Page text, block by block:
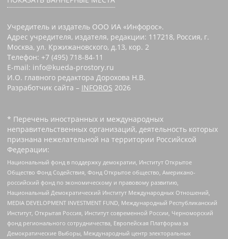
Учредитель и издатель ООО ИА «Инфорос».
Адрес учредителя, издателя, редакции: 117218, Россия, г.
Москва, ул. Кржижановского, д.13, кор. 2
Телефон: +7 (495) 718-84-11
E-mail: info@kueda-prostory.ru
И.О. главного редактора Дорохова Н.В.
Разработчик сайта – INFOROS 2026
* Перечень иностранных и международных
неправительственных организаций, деятельность которых
признана нежелательной на территории Российской
Федерации:
Национальный фонд в поддержку демократии, Институт Открытое
Общество Фонд Содействия, Фонд Открытое общество, Американо-
российский фонд по экономическому и правовому развитию,
Национальный Демократический Институт Международных Отношений,
MEDIA DEVELOPMENT INVESTMENT FUND, Международный Республиканский
Институт, Открытая Россия, Институт современной России, Черноморский
фонд регионального сотрудничества, Европейская Платформа за
Демократические Выборы, Международный центр электоральных